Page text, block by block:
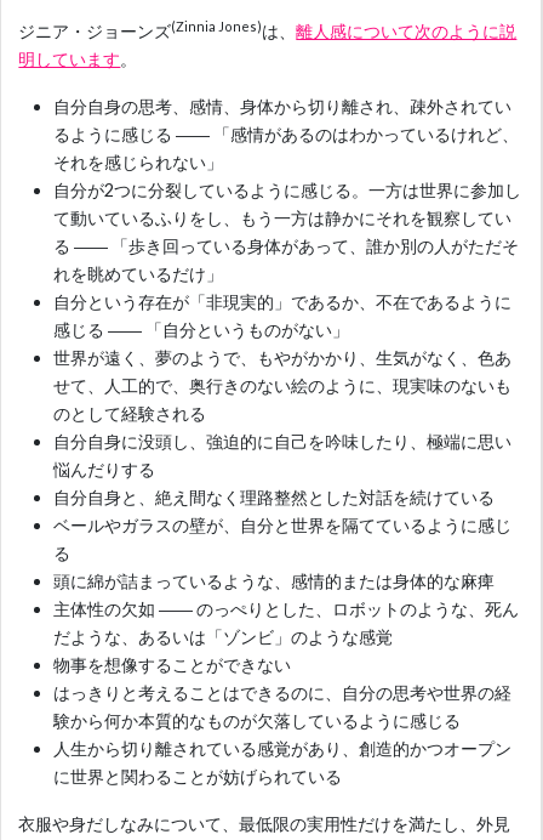
ジニア・ジョーンズ(Zinnia Jones)は、離人感について次のように説
明しています。
自分自身の思考、感情、身体から切り離され、疎外されてい
るように感じる ―― 「感情があるのはわかっているけれど、
それを感じられない」
自分が2つに分裂しているように感じる。一方は世界に参加し
て動いているふりをし、もう一方は静かにそれを観察してい
る ―― 「歩き回っている身体があって、誰か別の人がただそ
れを眺めているだけ」
自分という存在が「非現実的」であるか、不在であるように
感じる ―― 「自分というものがない」
世界が遠く、夢のようで、もやがかかり、生気がなく、色あ
せて、人工的で、奥行きのない絵のように、現実味のないも
のとして経験される
自分自身に没頭し、強迫的に自己を吟味したり、極端に思い
悩んだりする
自分自身と、絶え間なく理路整然とした対話を続けている
ベールやガラスの壁が、自分と世界を隔てているように感じ
る
頭に綿が詰まっているような、感情的または身体的な麻痺
主体性の欠如 ―― のっぺりとした、ロボットのような、死ん
だような、あるいは「ゾンビ」のような感覚
物事を想像することができない
はっきりと考えることはできるのに、自分の思考や世界の経
験から何か本質的なものが欠落しているように感じる
人生から切り離されている感覚があり、創造的かつオープン
に世界と関わることが妨げられている
衣服や身だしなみについて、最低限の実用性だけを満たし、外見